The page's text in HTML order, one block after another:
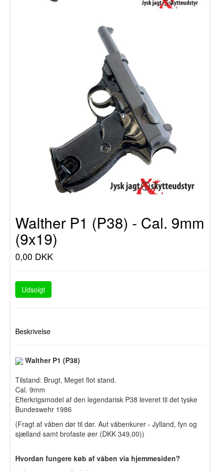
Walther P1 (P38) - Cal. 9mm
(9x19)
0,00 DKK
Udsolgt
Beskrivelse
Walther P1 (P38)
Tilstand: Brugt, Meget flot stand.
Cal. 9mm
Efterkrigsmodel af den legendarisk P38 leveret til det tyske
Bundeswehr 1986
(Fragt af våben dør til dør. Aut våbenkurer - Jylland, fyn og
sjælland samt brofaste øer (DKK 349,00))
Hvordan fungere køb af våben via hjemmesiden?